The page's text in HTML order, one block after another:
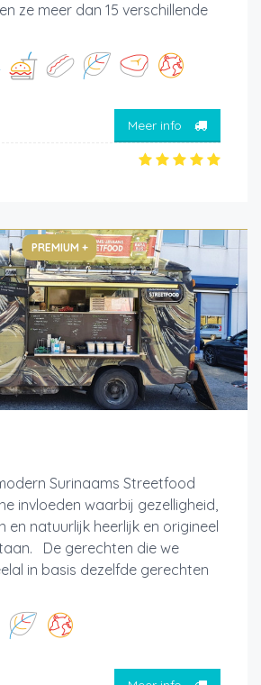
ze meer dan 15 verschillende
Meer info
PREMIUM +
Surinaams Streetfood
invloeden waarbij gezelligheid,
en natuurlijk heerlijk en origineel
De gerechten die we
in basis dezelfde gerechten